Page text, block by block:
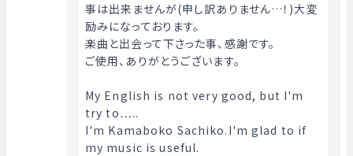
事は出来ませんが(申し訳ありません…！)大変
励みになっております。
楽曲と出会って下さった事、感謝です。
ご使用、ありがとうございます。
My English is not very good, but I'm
try to…..
I'm Kamaboko Sachiko.I'm glad to if
my music is useful.